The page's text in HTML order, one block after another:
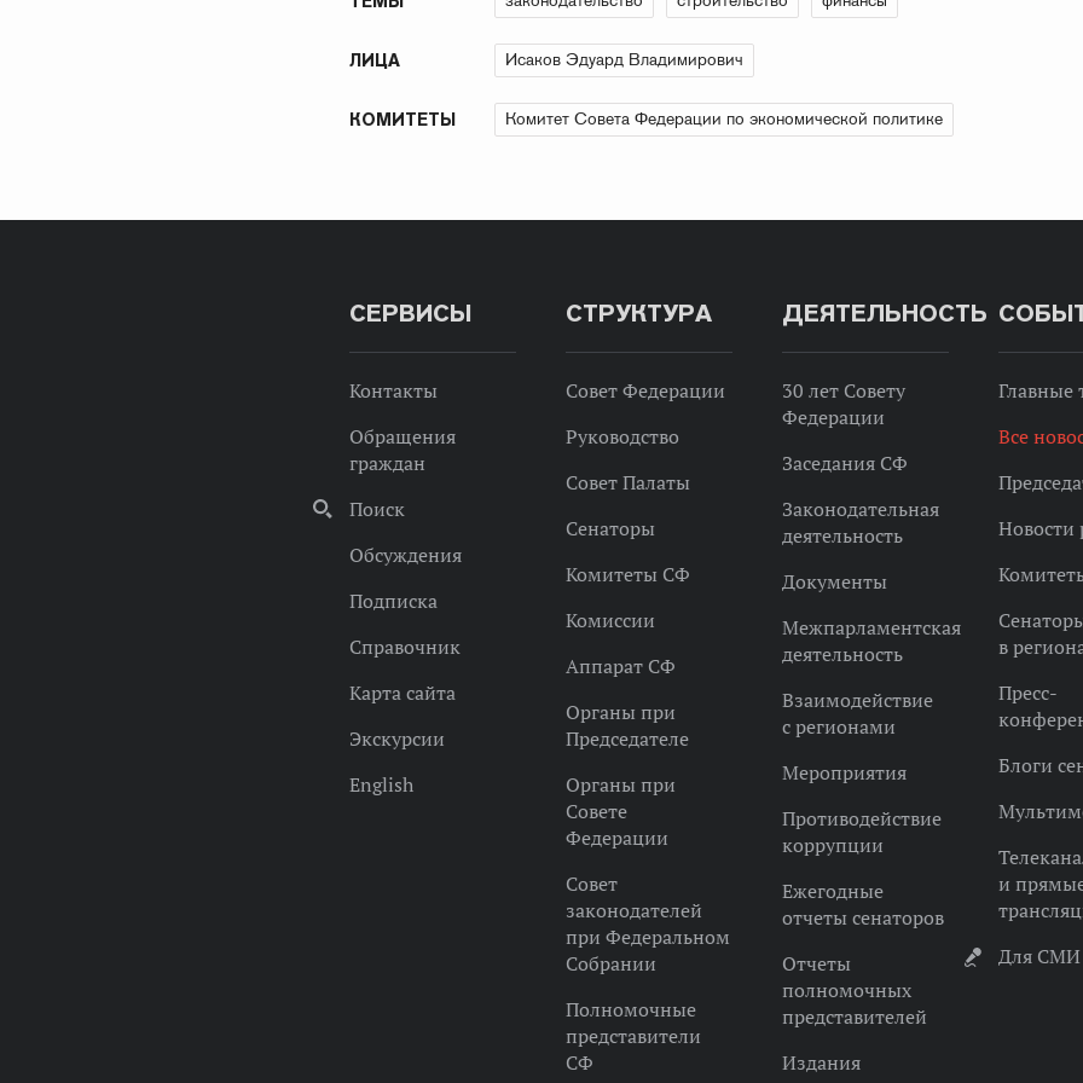
ЛИЦА Исаков Эдуард Владимирович
КОМИТЕТЫ Комитет Совета Федерации по экономической политике
СЕРВИСЫ
Контакты
Обращения
граждан
Поиск
Обсуждения
Подписка
Справочник
Карта сайта
Экскурсии
English
СТРУКТУРА
Совет Федерации
Руководство
Совет Палаты
Сенаторы
Комитеты СФ
Комиссии
Аппарат СФ
Органы при
Председателе
Органы при
Совете
Федерации
Совет
законодателей
при Федеральном
Собрании
Полномочные
представители
СФ
ДЕЯТЕЛЬНОСТЬ
30 лет Совету
Федерации
Заседания СФ
Законодательная
деятельность
Документы
Межпарламентская
деятельность
Взаимодействие
с регионами
Мероприятия
Противодействие
коррупции
Ежегодные
отчеты сенаторов
Отчеты
полномочных
представителей
Издания
Главные
Все
Новости
в
Пресс-
Блоги
и
Для СМИ